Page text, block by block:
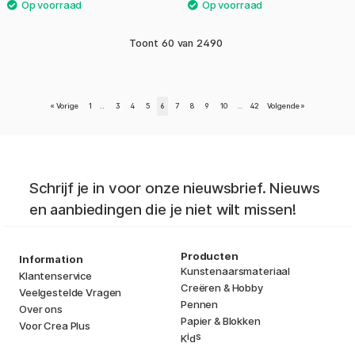
Toont 60 van 2490
« Vorige 1 3 4 5 6 7 8 9 10 42 Volgende »
Schrijf je in voor onze nieuwsbrief. Nieuws
en aanbiedingen die je niet wilt missen!
Information
Klantenservice
Veelgestelde Vragen
Over ons
Voor Crea Plus
Producten
Kunstenaarsmateriaal
Creëren & Hobby
Pennen
Papier & Blokken
Kids